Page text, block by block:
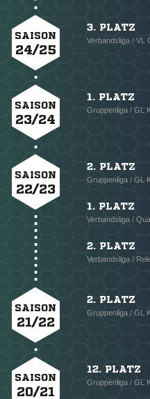
SAISON
24/25
3. PLATZ
Verbandsliga / VL
SAISON
23/24
1. PLATZ
Gruppenliga / GL
SAISON
22/23
2. PLATZ
Gruppenliga / GL
1. PLATZ
Verbandsliga /
2. PLATZ
Verbandsliga /
SAISON
21/22
2. PLATZ
Gruppenliga / GL
SAISON
20/21
12. PLATZ
Gruppenliga / GL